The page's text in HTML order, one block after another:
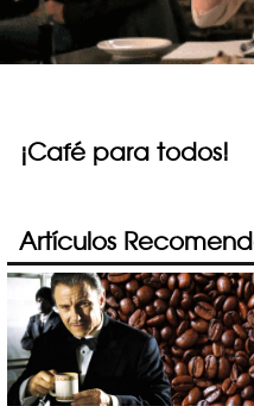
¡Café para todos!
Artículos